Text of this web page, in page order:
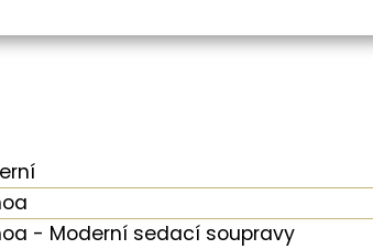
- Moderní sedací soupravy